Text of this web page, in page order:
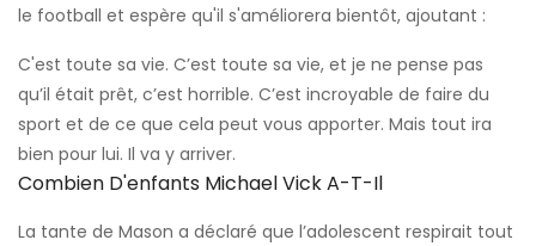
le football et espère qu'il s'améliorera bientôt, ajoutant :
C'est toute sa vie. C’est toute sa vie, et je ne pense pas
qu’il était prêt, c’est horrible. C’est incroyable de faire du
sport et de ce que cela peut vous apporter. Mais tout ira
bien pour lui. Il va y arriver.
Combien D'enfants Michael Vick A-T-Il
La tante de Mason a déclaré que l’adolescent respirait tout